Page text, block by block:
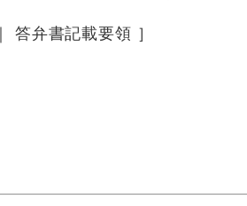
｜ 答弁書記載要領 ］